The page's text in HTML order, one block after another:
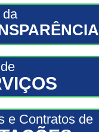
da
e Contratos de